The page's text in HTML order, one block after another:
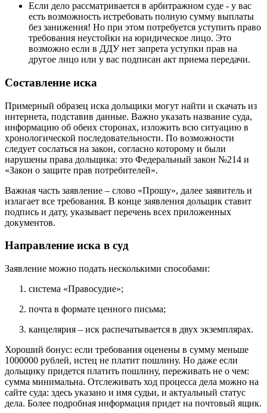
Если дело рассматривается в арбитражном суде - у вас
есть возможность истребовать полную сумму выплаты
без занижения! Но при этом потребуется уступить право
требования неустойки на юридическое лицо. Это
возможно если в ДДУ нет запрета уступки прав на
другое лицо или у вас подписан акт приема передачи.
Составление иска
Примерный образец иска дольщики могут найти и скачать из
интернета, подставив данные. Важно указать название суда,
информацию об обеих сторонах, изложить всю ситуацию в
хронологической последовательности. По возможности
следует сослаться на закон, согласно которому и были
нарушены права дольщика: это Федеральный закон №214 и
«Закон о защите прав потребителей».
Важная часть заявление – слово «Прошу», далее заявитель и
излагает все требования. В конце заявления дольщик ставит
подпись и дату, указывает перечень всех приложенных
документов.
Направление иска в суд
Заявление можно подать несколькими способами:
система «Правосудие»;
почта в формате ценного письма;
канцелярия – иск распечатывается в двух экземплярах.
Хороший бонус: если требования оценены в сумму меньше
1000000 рублей, истец не платит пошлину. Но даже если
дольщику придется платить пошлину, переживать не о чем:
сумма минимальна. Отслеживать ход процесса дела можно на
сайте суда: здесь указано и имя судьи, и актуальный статус
дела. Более подробная информация придет на почтовый ящик.